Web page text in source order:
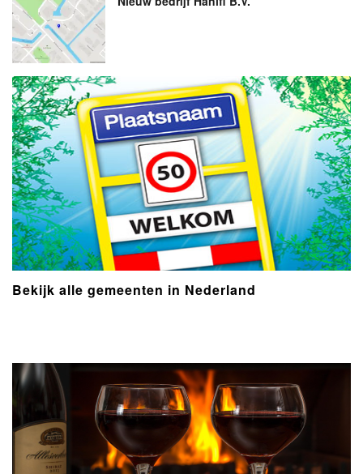
Bekijk alle gemeenten in Nederland